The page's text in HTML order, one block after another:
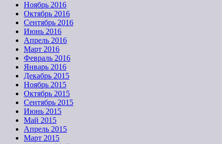
Ноябрь 2016
Октябрь 2016
Сентябрь 2016
Июнь 2016
Апрель 2016
Март 2016
Февраль 2016
Январь 2016
Декабрь 2015
Ноябрь 2015
Октябрь 2015
Сентябрь 2015
Июнь 2015
Май 2015
Апрель 2015
Март 2015